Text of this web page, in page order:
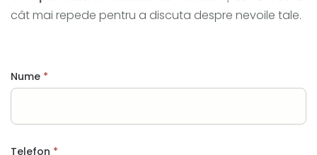
cât mai repede pentru a discuta despre nevoile tale.
Nume
Telefon